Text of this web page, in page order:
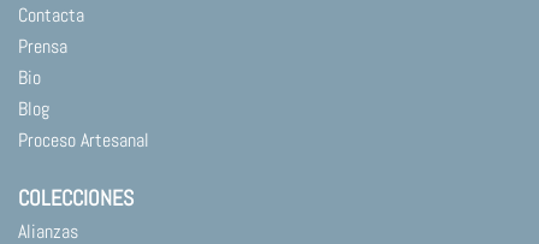
Contacta
Prensa
Bio
Blog
Proceso Artesanal
COLECCIONES
Alianzas